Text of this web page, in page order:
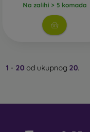
Na zalihi > 5 komada
1 - 20 od ukupnog 20.